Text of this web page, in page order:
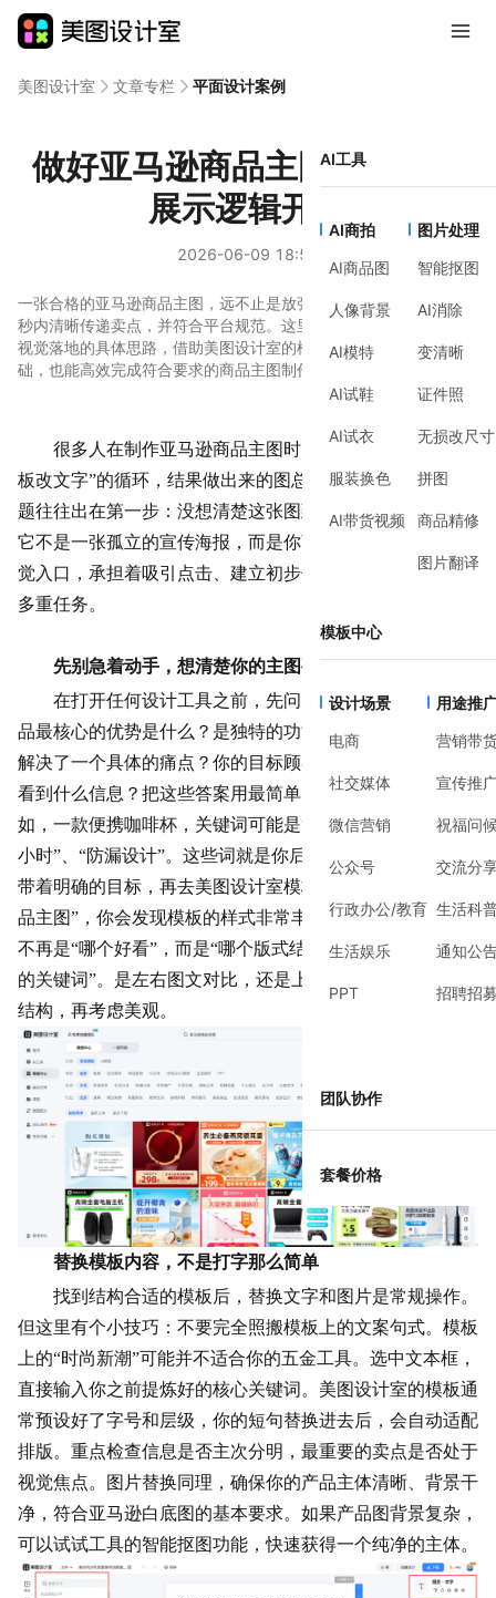
AI工具
AI商拍
AI商品图
人像背景
AI模特
AI试鞋
AI试衣
服装换色
AI带货视频
图片处理
智能抠图
AI消除
变清晰
证件照
无损改尺寸
拼图
商品精修
图片翻译
模板中心
设计场景
电商
社交媒体
微信营销
公众号
行政办公/教育
生活娱乐
PPT
用途推
营销带
宣传推
祝福问
交流分
生活科
通知公
招聘招
团队协作
套餐价格
美图设计室 文章专栏 平面设计案例
做好亚马逊商品主图，从理清
展示逻辑开始
2026-06-09 18:53
一张合格的亚马逊商品主图，远不止是放张产品照片。它需要在几
秒内清晰传递卖点，并符合平台规范。这里分享一些从目标梳理到
视觉落地的具体思路，借助美图设计室的模板库，即使没有设计基
础，也能高效完成符合要求的商品主图制作。
很多人在制作亚马逊商品主图时，会直接陷入“找个模
板改文字”的循环，结果做出来的图总觉得差了点意思。问
题往往出在第一步：没想清楚这张图到底要解决什么问题。
它不是一张孤立的宣传海报，而是你商品页面里最核心的视
觉入口，承担着吸引点击、建立初步信任和清晰展示产品的
多重任务。
先别急着动手，想清楚你的主图要说什么
在打开任何设计工具之前，先问自己几个问题：你的产
品最核心的优势是什么？是独特的功能、诱人的价格，还是
解决了一个具体的痛点？你的目标顾客在浏览时，最想一眼
看到什么信息？把这些答案用最简单的关键词写下来。比
如，一款便携咖啡杯 ，关键词可能是“一键开启”、“保温12
小时”、“防漏设计”。这些词就是你后续设计的核心信息。
带着明确的目标，再去美图设计室模板库中搜索“亚马逊商
品主图”，你会发现模板的样式非常丰富。这时你的选择就
不再是“哪个好看”，而是“哪个版式结构最能突出我刚写下
的关键词”。是左右图文对比，还是上下信息分层？先匹配
结构，再考虑美观。
替换模板内容，不是打字那么简单
找到结构合适的模板后，替换文字和图片是常规操作。
但这里有个小技巧：不要完全照搬模板上的文案句式。模板
上的“时尚新潮”可能并不适合你的五金工具。选中文本框，
直接输入你之前提炼好的核心关键词。美图设计室的模板通
常预设好了字号和层级，你的短句替换进去后，会自动适配
排版。重点检查信息是否主次分明，最重要的卖点是否处于
视觉焦点。图片替换同理，确保你的产品主体清晰、背景干
净，符合亚马逊白底图的基本要求。如果产品图背景复杂，
可以试试工具的智能抠图功能，快速获得一个纯净的主体。